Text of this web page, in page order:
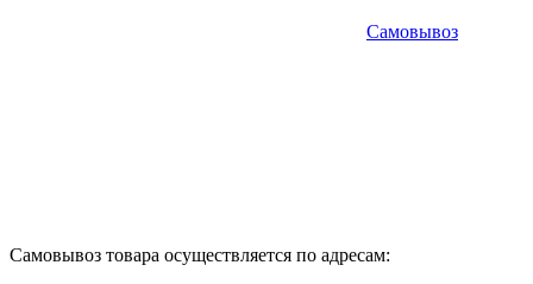
Самовывоз
Самовывоз товара осуществляется по адресам: